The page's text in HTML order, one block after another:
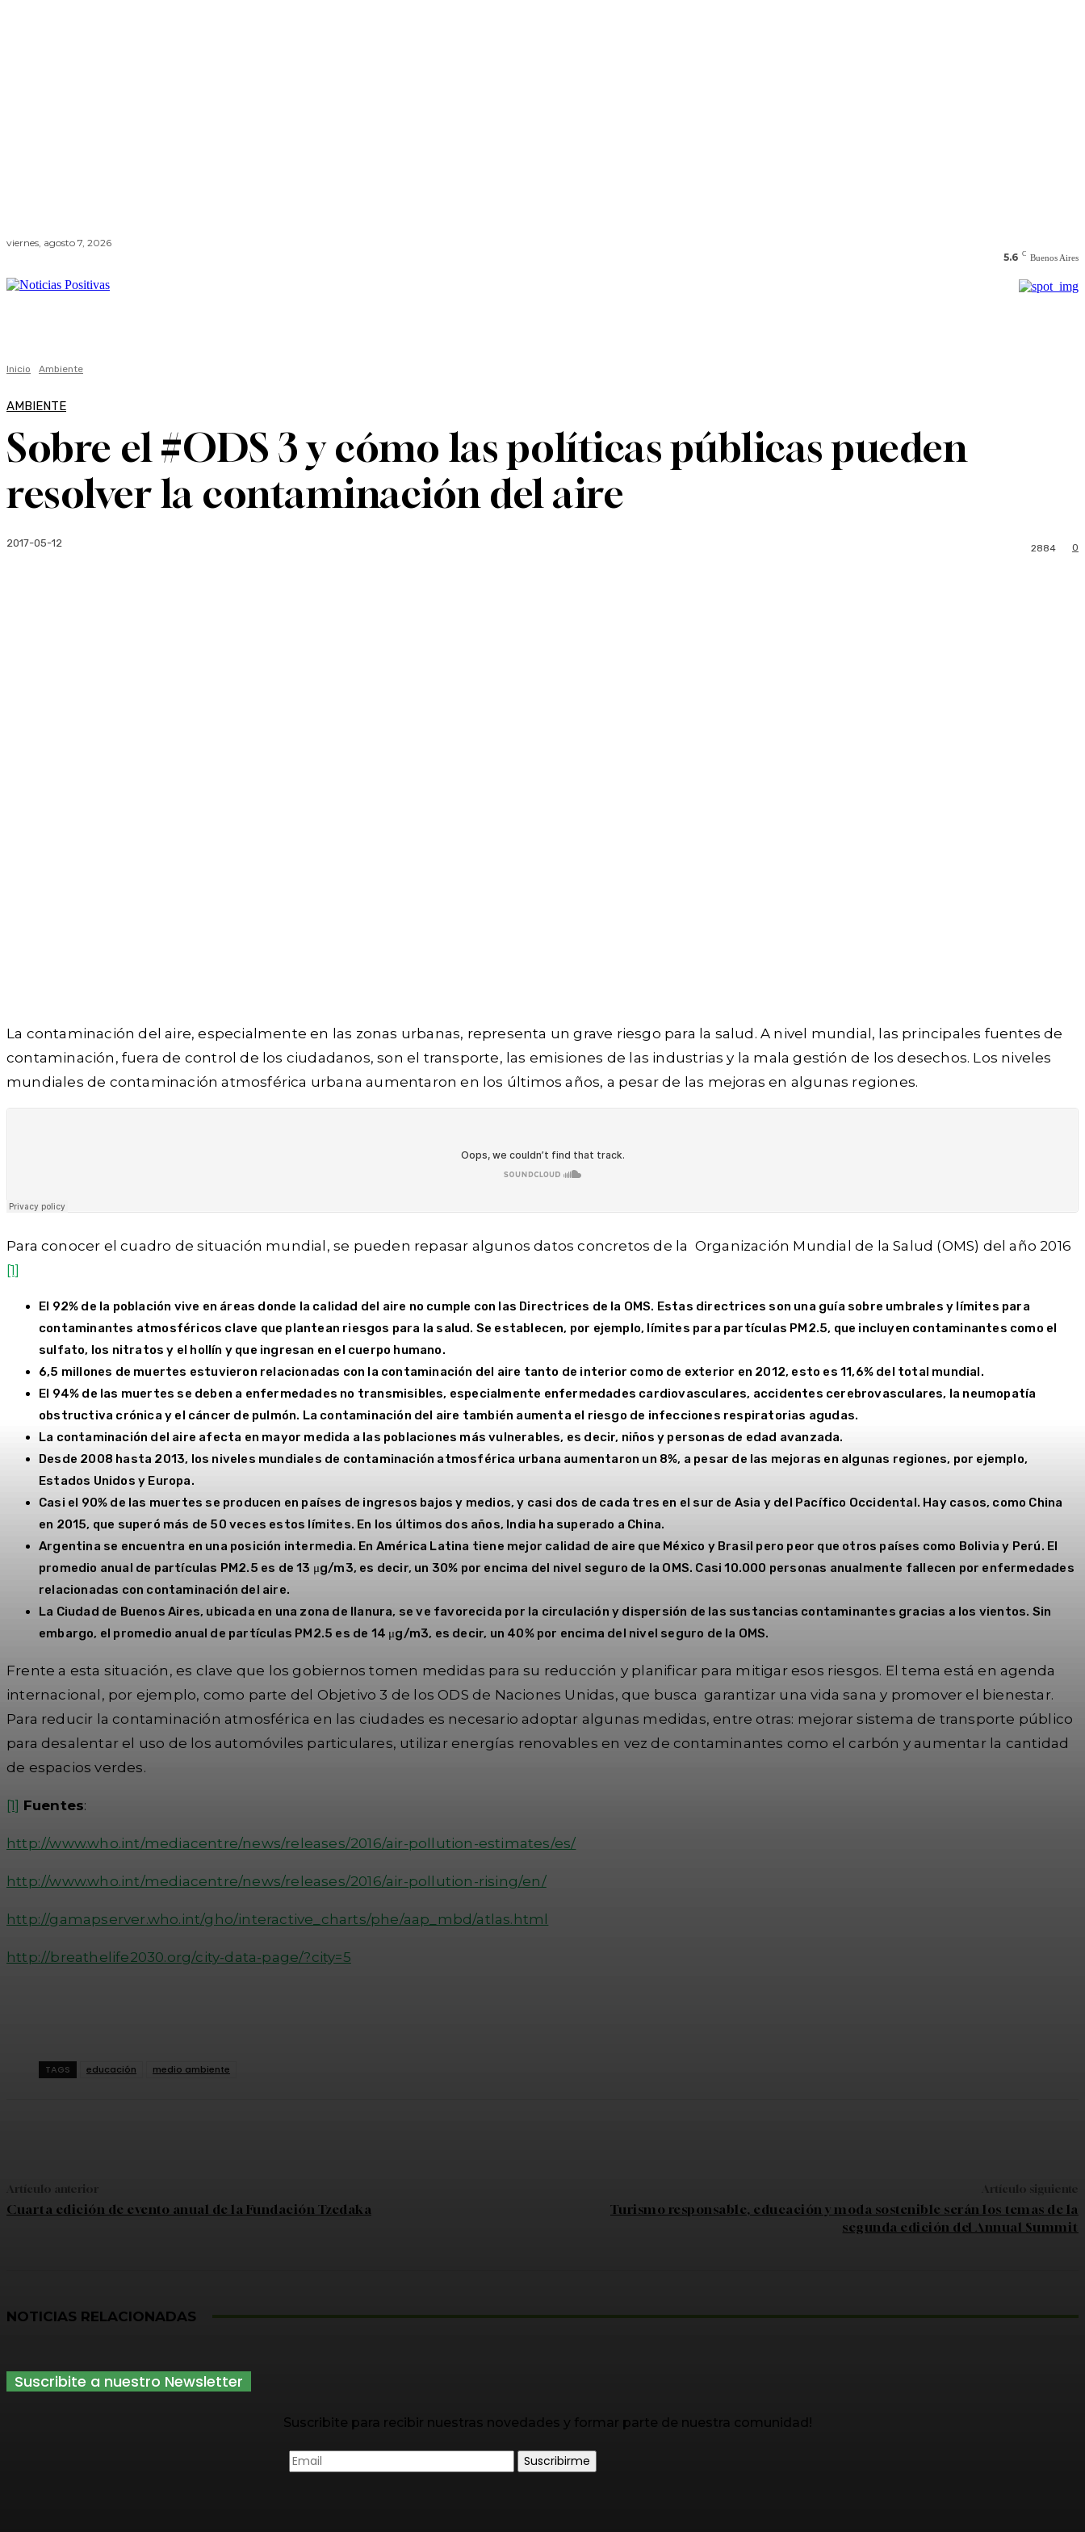
viernes, agosto 7, 2026
5.6 C Buenos Aires
Inicio Ambiente
AMBIENTE
Sobre el #ODS 3 y cómo las políticas públicas pueden
resolver la contaminación del aire
2017-05-12 0
2884
La contaminación del aire, especialmente en las zonas urbanas, representa un grave riesgo para la salud. A nivel mundial, las principales fuentes de
contaminación, fuera de control de los ciudadanos, son el transporte, las emisiones de las industrias y la mala gestión de los desechos. Los niveles
mundiales de contaminación atmosférica urbana aumentaron en los últimos años, a pesar de las mejoras en algunas regiones.
Para conocer el cuadro de situación mundial, se pueden repasar algunos datos concretos de la Organización Mundial de la Salud (OMS) del año 2016
[1]
El 92% de la población vive en áreas donde la calidad del aire no cumple con las Directrices de la OMS. Estas directrices son una guía sobre umbrales y límites para
contaminantes atmosféricos clave que plantean riesgos para la salud. Se establecen, por ejemplo, límites para partículas PM2.5, que incluyen contaminantes como el
sulfato, los nitratos y el hollín y que ingresan en el cuerpo humano.
6,5 millones de muertes estuvieron relacionadas con la contaminación del aire tanto de interior como de exterior en 2012, esto es 11,6% del total mundial.
El 94% de las muertes se deben a enfermedades no transmisibles, especialmente enfermedades cardiovasculares, accidentes cerebrovasculares, la neumopatía
obstructiva crónica y el cáncer de pulmón. La contaminación del aire también aumenta el riesgo de infecciones respiratorias agudas.
La contaminación del aire afecta en mayor medida a las poblaciones más vulnerables, es decir, niños y personas de edad avanzada.
Desde 2008 hasta 2013, los niveles mundiales de contaminación atmosférica urbana aumentaron un 8%, a pesar de las mejoras en algunas regiones, por ejemplo,
Estados Unidos y Europa.
Casi el 90% de las muertes se producen en países de ingresos bajos y medios, y casi dos de cada tres en el sur de Asia y del Pacífico Occidental. Hay casos, como China
en 2015, que superó más de 50 veces estos límites. En los últimos dos años, India ha superado a China.
Argentina se encuentra en una posición intermedia. En América Latina tiene mejor calidad de aire que México y Brasil pero peor que otros países como Bolivia y Perú. El
promedio anual de partículas PM2.5 es de 13 μg/m3, es decir, un 30% por encima del nivel seguro de la OMS. Casi 10.000 personas anualmente fallecen por enfermedades
relacionadas con contaminación del aire.
La Ciudad de Buenos Aires, ubicada en una zona de llanura, se ve favorecida por la circulación y dispersión de las sustancias contaminantes gracias a los vientos. Sin
embargo, el promedio anual de partículas PM2.5 es de 14 μg/m3, es decir, un 40% por encima del nivel seguro de la OMS.
Frente a esta situación, es clave que los gobiernos tomen medidas para su reducción y planificar para mitigar esos riesgos. El tema está en agenda
internacional, por ejemplo, como parte del Objetivo 3 de los ODS de Naciones Unidas, que busca garantizar una vida sana y promover el bienestar.
Para reducir la contaminación atmosférica en las ciudades es necesario adoptar algunas medidas, entre otras: mejorar sistema de transporte público
para desalentar el uso de los automóviles particulares, utilizar energías renovables en vez de contaminantes como el carbón y aumentar la cantidad
de espacios verdes.
[1] Fuentes:
http://www.who.int/mediacentre/news/releases/2016/air-pollution-estimates/es/
http://www.who.int/mediacentre/news/releases/2016/air-pollution-rising/en/
http://gamapserver.who.int/gho/interactive_charts/phe/aap_mbd/atlas.html
http://breathelife2030.org/city-data-page/?city=5
TAGS educación medio ambiente
Artículo anterior
Cuarta edición de evento anual de la Fundación Tzedaka
Artículo siguiente
Turismo responsable, educación y moda sostenible serán los temas de la
segunda edición del Annual Summit
NOTICIAS RELACIONADAS
Suscribite a nuestro Newsletter
Suscribite para recibir nuestras novedades y formar parte de nuestra comunidad!